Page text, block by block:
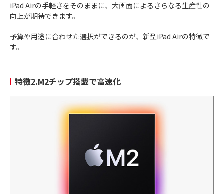
iPad Airの手軽さをそのままに、大画面によるさらなる生産性の
向上が期待できます。
予算や用途に合わせた選択ができるのが、新型iPad Airの特徴で
す。
特徴2.M2チップ搭載で高速化